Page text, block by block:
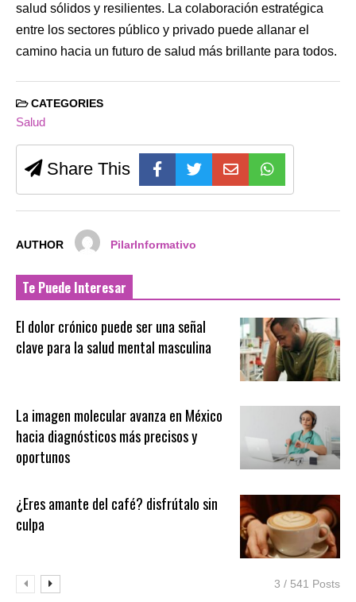
salud sólidos y resilientes. La colaboración estratégica
entre los sectores público y privado puede allanar el
camino hacia un futuro de salud más brillante para todos.
CATEGORIES
Salud
Share This
AUTHOR PilarInformativo
Te Puede Interesar
El dolor crónico puede ser una señal
clave para la salud mental masculina
La imagen molecular avanza en México
hacia diagnósticos más precisos y
oportunos
¿Eres amante del café? disfrútalo sin
culpa
3 / 541 Posts